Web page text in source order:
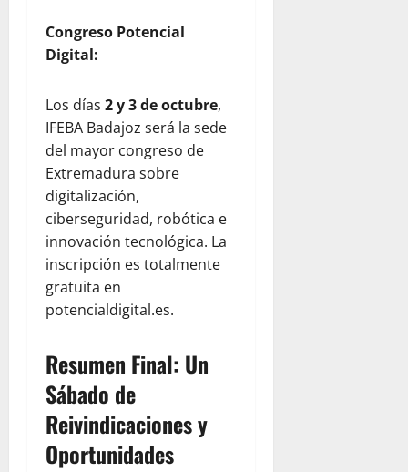
Congreso Potencial
Digital:
Los días 2 y 3 de octubre,
IFEBA Badajoz será la sede
del mayor congreso de
Extremadura sobre
digitalización,
ciberseguridad, robótica e
innovación tecnológica. La
inscripción es totalmente
gratuita en
potencialdigital.es.
Resumen Final: Un
Sábado de
Reivindicaciones y
Oportunidades